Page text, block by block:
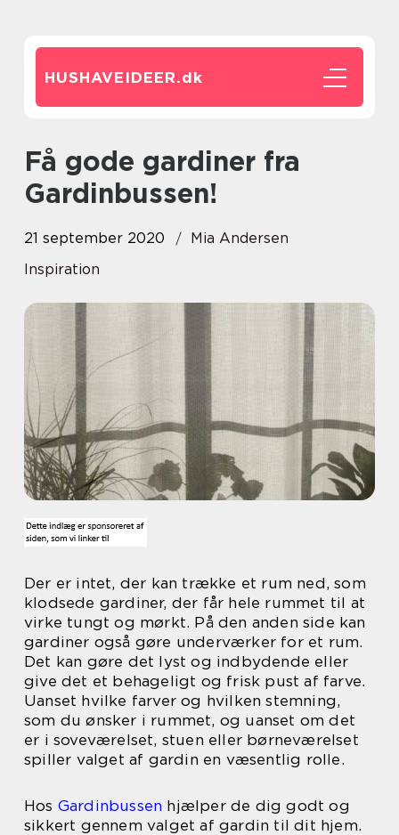
HUSHAVEIDEER.dk
Få gode gardiner fra
Gardinbussen!
21 september 2020
Mia Andersen
Inspiration
Der er intet, der kan trække et rum ned, som
klodsede gardiner, der får hele rummet til at
virke tungt og mørkt. På den anden side kan
gardiner også gøre underværker for et rum.
Det kan gøre det lyst og indbydende eller
give det et behageligt og frisk pust af farve.
Uanset hvilke farver og hvilken stemning,
som du ønsker i rummet, og uanset om det
er i soveværelset, stuen eller børneværelset
spiller valget af gardin en væsentlig rolle.
Hos Gardinbussen hjælper de dig godt og
sikkert gennem valget af gardin til dit hjem.